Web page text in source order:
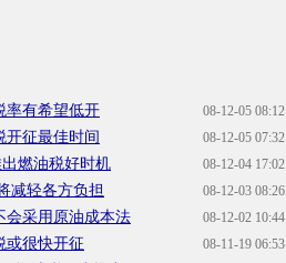
08-12-05 08:12
率有希望低开
08-12-05 07:32
开征最佳时间
08-12-04 17:02
燃油税好时机
08-12-03 08:26
减轻各方负担
08-12-02 10:44
会采用原油成本法
08-11-19 06:53
或很快开征